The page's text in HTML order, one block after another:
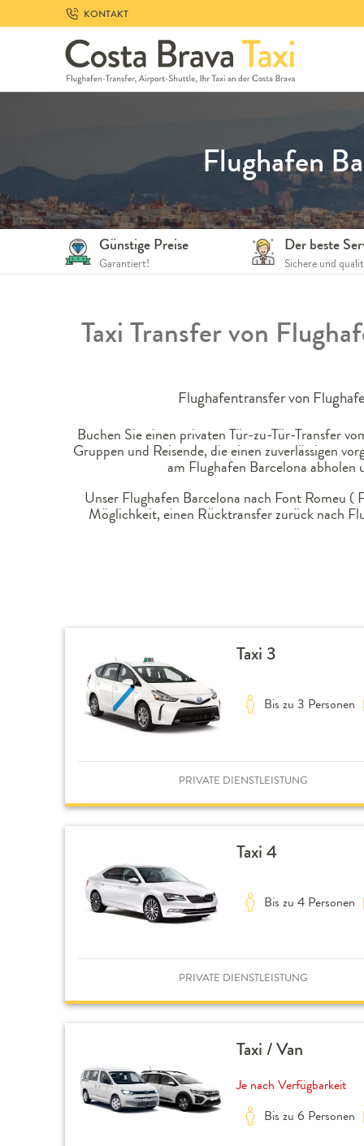
to
content
KONTAKT
Günstige Preise
Garantiert!
Der beste
Sichere und
Flughafen
Taxi Transfer von
Flughafentransfer von
Buchen Sie einen privaten Tür-zu-Tür-Transfer
Gruppen und Reisende, die einen zuverlässigen
am Flughafen Barcelona
Unser Flughafen Barcelona nach Font Romeu (
Möglichkeit, einen Rücktransfer zurück nach
Taxi 3
Bis zu 3 Personen
PRIVATE DIENSTLEISTUNG
Taxi 4
Bis zu 4 Personen
PRIVATE DIENSTLEISTUNG
Taxi / Van
Je nach Verfügbarkeit
Bis zu 6 Personen